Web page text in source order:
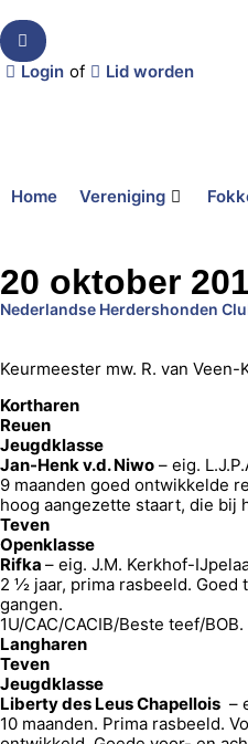
Login of Lid worden
Home Vereniging
20 oktober
Nederlandse Herdershonden
Keurmeester mw. R. van Veen-
Kortharen
Reuen
Jeugdklasse
Jan-Henk v.d. Niwo – eig.
9 maanden goed ontwikkelde
hoog aangezette staart, die bij
Teven
Openklasse
Rifka – eig. J.M. Kerkhof-
2 ½ jaar, prima rasbeeld. Goed
gangen.
1U/CAC/CACIB/Beste teef/BOB.
Langharen
Teven
Jeugdklasse
Liberty des Leus Chapellois –
10 maanden. Prima rasbeeld.